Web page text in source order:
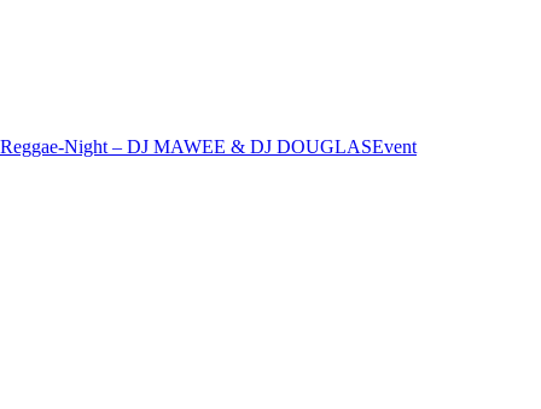
Reggae-Night – DJ MAWEE & DJ DOUGLASEvent